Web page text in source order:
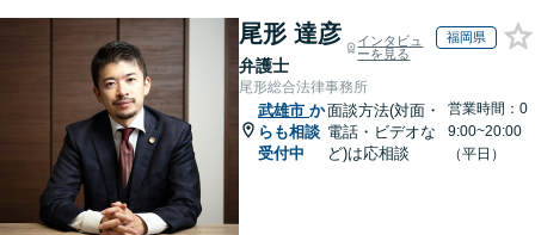
尾形 達彦
弁護士
インタビュ
ーを見る
福岡県
尾形総合法律事務所
武雄市 か
らも相談
受付中
面談方法(対面・
電話・ビデオな
ど)は応相談
営業時間：0
9:00~20:00
（平日）